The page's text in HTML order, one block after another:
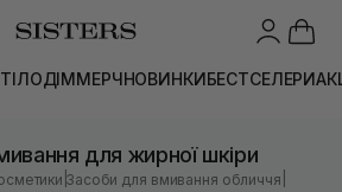
ТІЛОДІММЕРЧНОВИНКИБЕСТСЕЛЕРИ
для жирної шкіри
Засоби для вмивання обличчя